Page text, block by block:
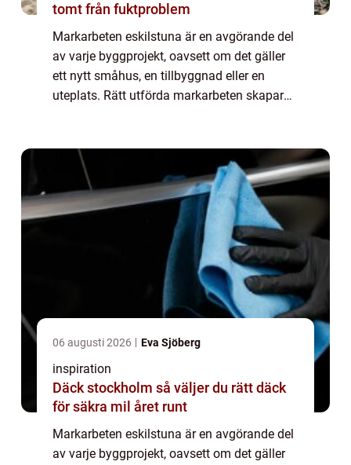
tomt från fuktproblem
Markarbeten eskilstuna är en avgörande del
av varje byggprojekt, oavsett om det gäller
ett nytt småhus, en tillbyggnad eller en
uteplats. Rätt utförda markarbeten skapar
06 augusti 2026 Eva Sjöberg
inspiration
Däck stockholm så väljer du rätt däck
för säkra mil året runt
Markarbeten eskilstuna är en avgörande del
av varje byggprojekt, oavsett om det gäller